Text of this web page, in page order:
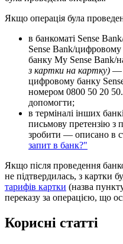
Якщо операція була проведе
в банкоматі Sense Bank
Sense Bank/цифровому
банку My Sense Bank/н
з картки на картку) —
цифровому банку
номером 0800 50 20 50.
допомогти;
в терміналі інших банк
письмову претензію з п
зробити — описано в с
запит в банк?"
Якщо після проведення банк
не підтвердилась, з картки бу
тарифів картки (назва пункт
переказу за операцією, що ос
Корисні статті